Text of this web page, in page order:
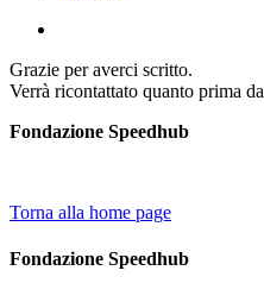
Grazie per averci scritto.
Verrà ricontattato quanto prima
Fondazione Speedhub
Torna alla home page
Fondazione Speedhub